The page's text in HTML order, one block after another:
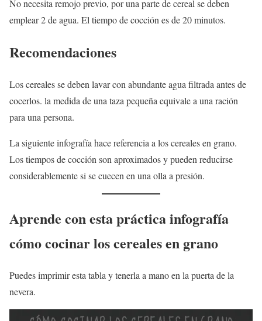
No necesita remojo previo, por una parte de cereal se deben
emplear 2 de agua. El tiempo de cocción es de 20 minutos.
Recomendaciones
Los cereales se deben lavar con abundante agua filtrada antes de
cocerlos. la medida de una taza pequeña equivale a una ración
para una persona.
La siguiente infografía hace referencia a los cereales en grano.
Los tiempos de cocción son aproximados y pueden reducirse
considerablemente si se cuecen en una olla a presión.
Aprende con esta práctica infografía
cómo cocinar los cereales en grano
Puedes imprimir esta tabla y tenerla a mano en la puerta de la
nevera.